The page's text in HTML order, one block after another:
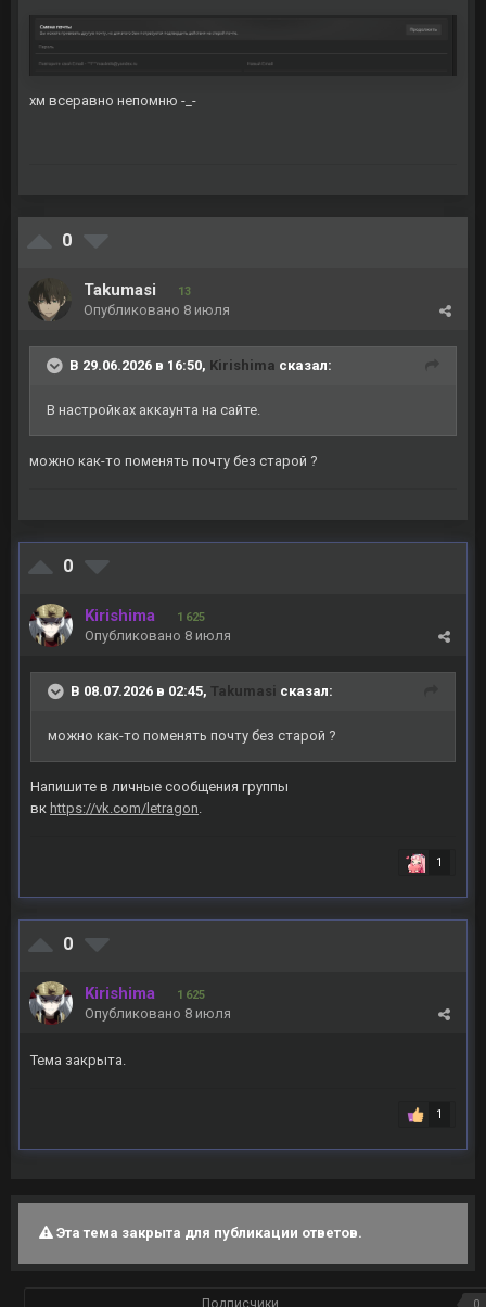
хм всеравно непомню -_-
0
Takumasi 13
Опубликовано 8 июля
В 29.06.2026 в 16:50, Kirishima сказал:
В настройках аккаунта на сайте.
можно как-то поменять почту без старой ?
0
Kirishima 1 625
Опубликовано 8 июля
В 08.07.2026 в 02:45, Takumasi сказал:
можно как-то поменять почту без старой ?
Напишите в личные сообщения группы
вк https://vk.com/letragon.
1
0
Kirishima 1 625
Опубликовано 8 июля
Тема закрыта.
1
Эта тема закрыта для публикации ответов.
Подписчики 0